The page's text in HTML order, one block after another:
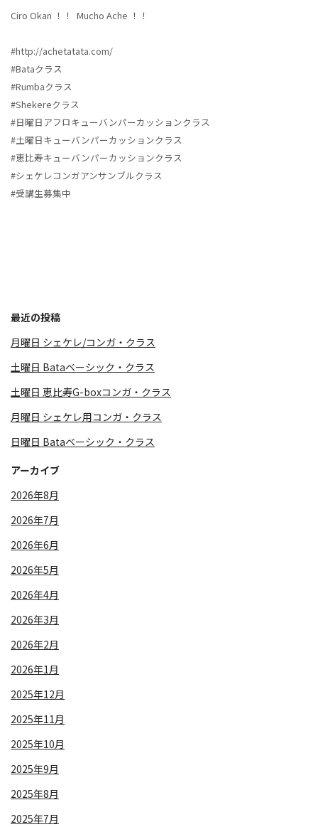
Ciro Okan ！！ Mucho Ache ！！
#http://achetatata.com/
#Bataクラス
#Rumbaクラス
#Shekereクラス
#日曜日アフロキューバンパーカッションクラス
#土曜日キューバンパーカッションクラス
#恵比寿キューバンパーカッションクラス
#シェケレコンガアンサンブルクラス
#受講生募集中
最近の投稿
月曜日 シェケレ/コンガ・クラス
土曜日 Bataベーシック・クラス
土曜日 恵比寿G-boxコンガ・クラス
月曜日 シェケレ用コンガ・クラス
日曜日 Bataベーシック・クラス
アーカイブ
2026年8月
2026年7月
2026年6月
2026年5月
2026年4月
2026年3月
2026年2月
2026年1月
2025年12月
2025年11月
2025年10月
2025年9月
2025年8月
2025年7月